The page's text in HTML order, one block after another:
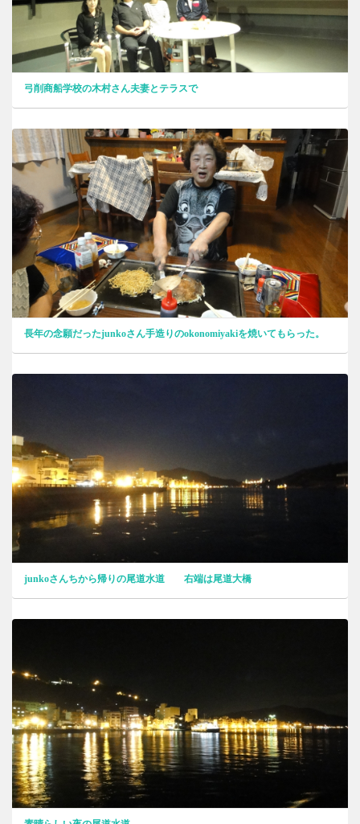
弓削商船学校の木村さん夫妻とテラスで
長年の念願だったjunkoさん手造りのokonomiyakiを焼いてもらった。
junkoさんちから帰りの尾道水道 右端は尾道大橋